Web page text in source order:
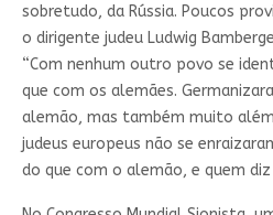
sobretudo, da Rússia. Poucos
o dirigente judeu Ludwig
“Com nenhum outro povo se
que com os alemães.
alemão, mas também muito
judeus europeus não se
do que com o alemão, e quem